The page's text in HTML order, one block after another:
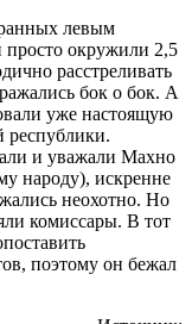
левым
просто окружили 2,5
расстреливать
бок о бок. А
уже настоящую
республики.
и уважали Махно
народу), искренне
неохотно. Но
комиссары. В тот
поэтому он бежал